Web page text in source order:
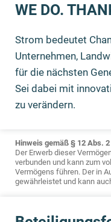
WE DO.
Strom bedeutet
Unternehmen,
für die nächsten
Sei dabei mit
zu verändern.
Hinweis gemäß § 12 Abs.
Der Erwerb dieser
verbunden und kann zum
Vermögens führen. Der in
gewährleistet und kann